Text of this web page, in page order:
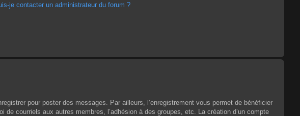
je contacter un administrateur du forum ?
pour poster des messages. Par ailleurs, l’enregistrement vous permet de bénéficier
courriels aux autres membres, l’adhésion à des groupes, etc. La création d’un compte